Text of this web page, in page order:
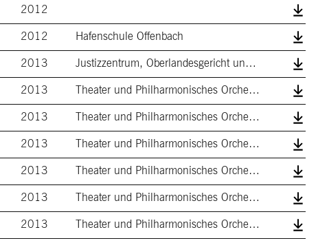
2012
2012
Hafenschule Offenbach
2013
Justizzentrum, Oberlandesgericht und Pol…
2013
Theater und Philharmonisches Orchester
2013
Theater und Philharmonisches Orchester
2013
Theater und Philharmonisches Orchester
2013
Theater und Philharmonisches Orchester
2013
Theater und Philharmonisches Orchester
2013
Theater und Philharmonisches Orchester